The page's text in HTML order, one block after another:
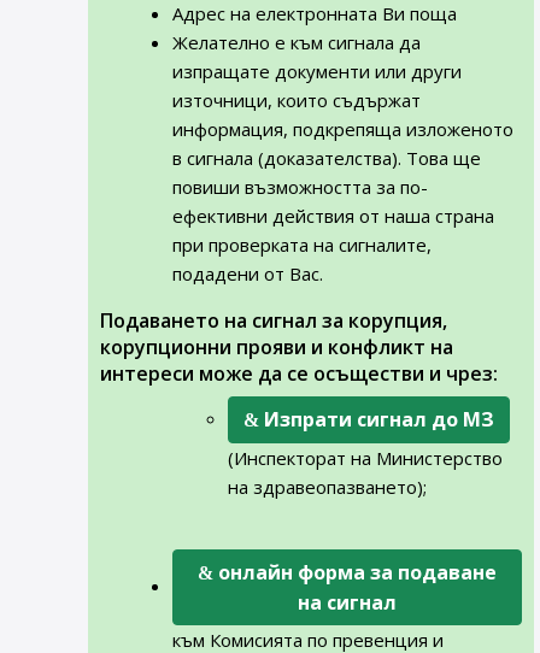
Адрес на електронната Ви поща
Желателно е към сигнала да
изпращате документи или други
източници, които съдържат
информация, подкрепяща изложеното
в сигнала (доказателства). Това ще
повиши възможността за по-
ефективни действия от наша страна
при проверката на сигналите,
подадени от Вас.
Подаването на сигнал за корупция,
корупционни прояви и конфликт на
интереси може да се осъществи и чрез:
Изпрати сигнал до МЗ
(Инспекторат на Министерство
на здравеопазването);
онлайн форма за подаване
на сигнал
към Комисията по превенция и